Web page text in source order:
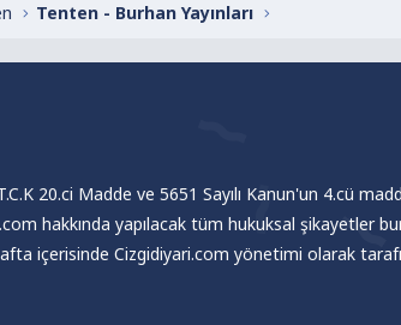
Tenten - Burhan Yayınları
20.ci Madde ve 5651 Sayılı Kanun'un 4.cü
hakkında yapılacak tüm hukuksal şikayetler
içerisinde Cizgidiyari.com yönetimi olarak